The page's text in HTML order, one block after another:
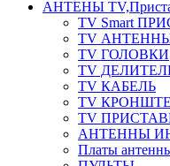
АНТЕНЫ
TV Smart
TV
TV ГОЛОВКИ
TV
TV КАБЕЛЬ
TV
TV
АНТЕННЫ
Платы